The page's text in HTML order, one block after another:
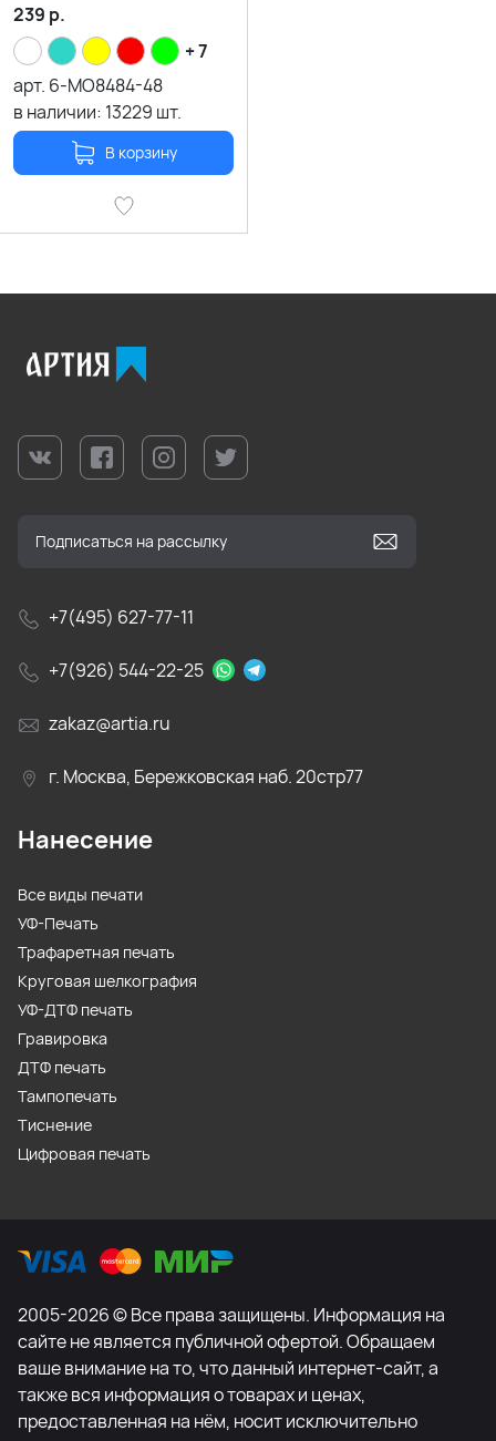
239 р.
+ 7
арт. 6-MO8484-48
в наличии: 13229 шт.
В корзину
+7(495) 627-77-11
+7(926) 544-22-25
zakaz@artia.ru
г. Москва, Бережковская наб. 20стр77
Нанесение
Все виды печати
УФ-Печать
Трафаретная печать
Круговая шелкография
УФ-ДТФ печать
Гравировка
ДТФ печать
Тампопечать
Тиснение
Цифровая печать
2005-2026 © Все права защищены. Информация на
сайте не является публичной офертой. Обращаем
ваше внимание на то, что данный интернет-сайт, а
также вся информация о товарах и ценах,
предоставленная на нём, носит исключительно